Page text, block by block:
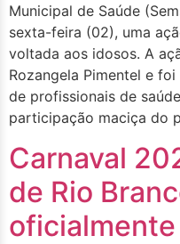
Municipal de Saúde
sexta-feira (02), uma
voltada aos idosos. A
Rozangela Pimentel e
de profissionais de
participação maciça do
Carnaval
de Rio